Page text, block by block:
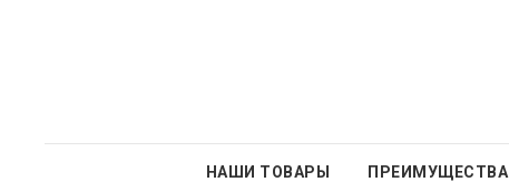
НАШИ ТОВАРЫ ПРЕИМУЩЕСТВА